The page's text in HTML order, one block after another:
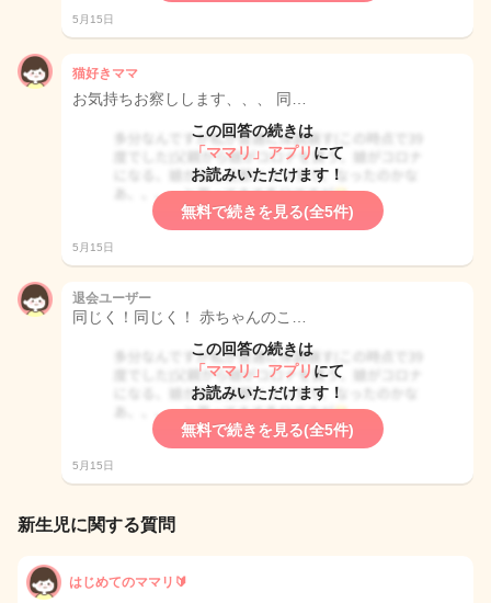
5月15日
猫好きママ
お気持ちお察しします、、、 同…
この回答の続きは
「ママリ」アプリ にて
お読みいただけます！
無料で続きを見る(全5件)
5月15日
退会ユーザー
同じく！同じく！ 赤ちゃんのこ…
この回答の続きは
「ママリ」アプリ にて
お読みいただけます！
無料で続きを見る(全5件)
5月15日
新生児に関する質問
はじめてのママリ🔰